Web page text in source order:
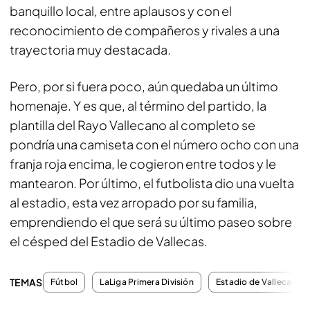
banquillo local, entre aplausos y con el
reconocimiento de compañeros y rivales a una
trayectoria muy destacada.
Pero, por si fuera poco, aún quedaba un último
homenaje. Y es que, al término del partido, la
plantilla del Rayo Vallecano al completo se
pondría una camiseta con el número ocho con una
franja roja encima, le cogieron entre todos y le
mantearon. Por último, el futbolista dio una vuelta
al estadio, esta vez arropado por su familia,
emprendiendo el que será su último paseo sobre
el césped del Estadio de Vallecas.
TEMAS Fútbol LaLiga Primera División Estadio de Vallecas